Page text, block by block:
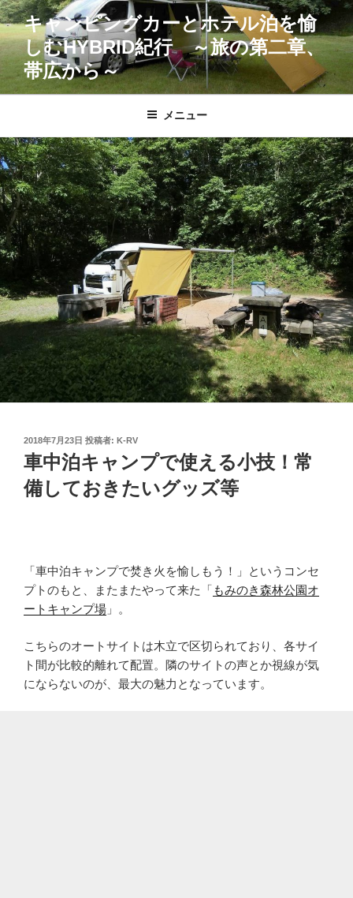
コ
ン
テ
キ
ッ
プ
キャンピングカーとホテル泊を愉
しむHYBRID紀行 ～旅の第二章、
帯広から～
メニュー
投
稿
日:
2018年7月23日 投稿者: K-RV
車中泊キャンプで使える小技！常
備しておきたいグッズ等
「車中泊キャンプで焚き火を愉しもう！」というコンセ
プトのもと、またまたやって来た「 もみのき森林公園オ
ートキャンプ場 」。
こちらのオートサイトは木立で区切られており、各サイ
ト間が比較的離れて配置。隣のサイトの声とか視線が気
にならないのが、最大の魅力となっています。